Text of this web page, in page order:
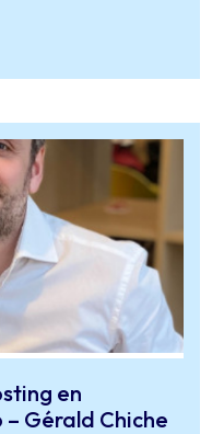
en
Gérald Chiche